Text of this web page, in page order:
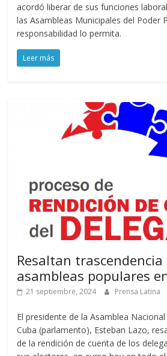
acordó liberar de sus funciones
las Asambleas Municipales del Poder
responsabilidad lo permita.
Leer más
Resaltan trascendencia
asambleas populares
21 septiembre, 2024 Prensa Latina
El presidente de la Asamblea
Cuba (parlamento), Esteban Lazo,
de la rendición de cuenta de los